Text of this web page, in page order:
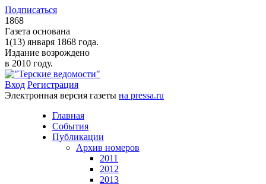
Подписаться
1868
Газета основана
1(13) января 1868 года.
Издание возрождено
в 2010 году.
Вход Регистрация
Электронная версия газеты на pressa.ru
Главная
События
Публикации
Архив номеров
2011
2012
2013